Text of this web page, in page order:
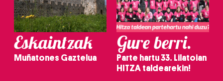
Eskaintzak
Muñatones Gaztelua
Gure berri.
Parte hartu 33. Lilatoian
HITZA taldearekin!